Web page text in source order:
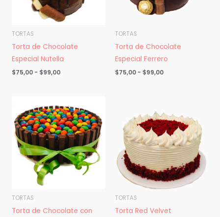
TORTAS
Torta de Chocolate
Especial Nutella
$75,00 - $99,00
TORTAS
Torta de Chocolate
Especial Ferrero
$75,00 - $99,00
TORTAS
Torta de Chocolate con
de
precios:
desde
$90,00
hasta
$125,00
TORTAS
Torta Red Velvet
precios:
desde
$30,00
hasta
$60,00